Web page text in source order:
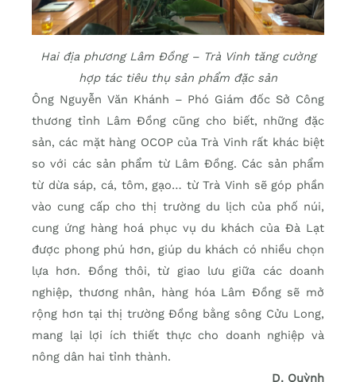
Hai địa phương Lâm Đồng – Trà Vinh tăng cường
hợp tác tiêu thụ sản phẩm đặc sản
Ông Nguyễn Văn Khánh – Phó Giám đốc Sở Công
thương tỉnh Lâm Đồng cũng cho biết, những đặc
sản, các mặt hàng OCOP của Trà Vinh rất khác biệt
so với các sản phẩm từ Lâm Đồng. Các sản phẩm
từ dừa sáp, cá, tôm, gạo… từ Trà Vinh sẽ góp phần
vào cung cấp cho thị trường du lịch của phố núi,
cung ứng hàng hoá phục vụ du khách của Đà Lạt
được phong phú hơn, giúp du khách có nhiều chọn
lựa hơn. Đồng thôi, từ giao lưu giữa các doanh
nghiệp, thương nhân, hàng hóa Lâm Đồng sẽ mở
rộng hơn tại thị trường Đồng bằng sông Cửu Long,
mang lại lợi ích thiết thực cho doanh nghiệp và
nông dân hai tỉnh thành.
D. Quỳnh